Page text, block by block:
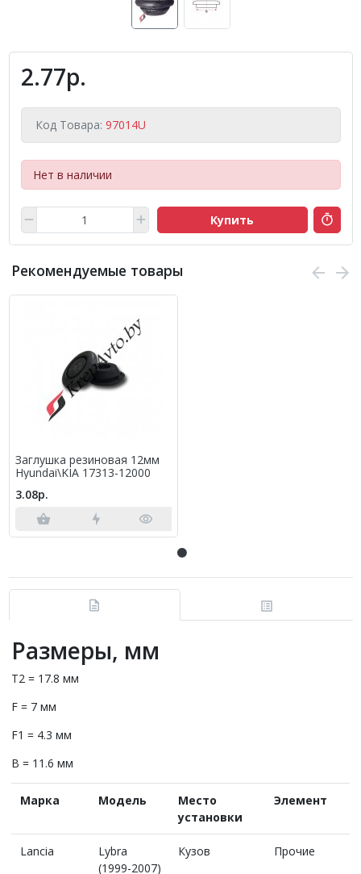
2.77р.
Код Товара: 97014U
Нет в наличии
Купить
Рекомендуемые товары
Заглушка резиновая 12мм
Hyundai\KIA 17313-12000
3.08р.
Размеры, мм
T2 = 17.8 мм
F = 7 мм
F1 = 4.3 мм
B = 11.6 мм
Марка Модель
Место
установки
Элемент
Lancia
Lybra
(1999-2007)
Кузов Прочие